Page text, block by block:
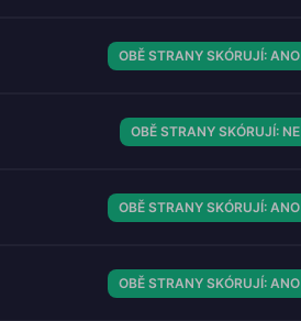
OBĚ STRANY SKÓRUJÍ: ANO
OBĚ STRANY SKÓRUJÍ: NE
OBĚ STRANY SKÓRUJÍ: ANO
OBĚ STRANY SKÓRUJÍ: ANO